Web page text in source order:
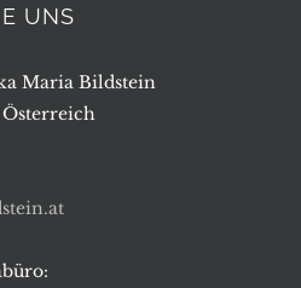
UNS
Maria Bildstein